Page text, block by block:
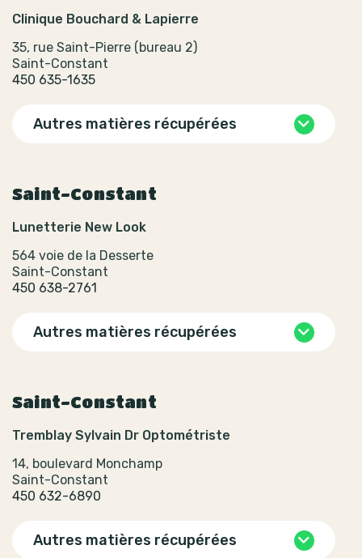
Clinique Bouchard & Lapierre
35, rue Saint-Pierre (bureau 2)
Saint-Constant
450 635-1635
Autres matières récupérées
Saint-Constant
Lunetterie New Look
564 voie de la Desserte
Saint-Constant
450 638-2761
Autres matières récupérées
Saint-Constant
Tremblay Sylvain Dr Optométriste
14, boulevard Monchamp
Saint-Constant
450 632-6890
Autres matières récupérées